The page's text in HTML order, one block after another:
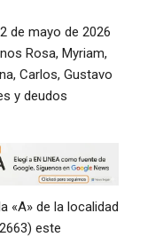
de mayo de 2026
Rosa, Myriam,
Carlos, Gustavo
y deudos
«A» de la localidad
este